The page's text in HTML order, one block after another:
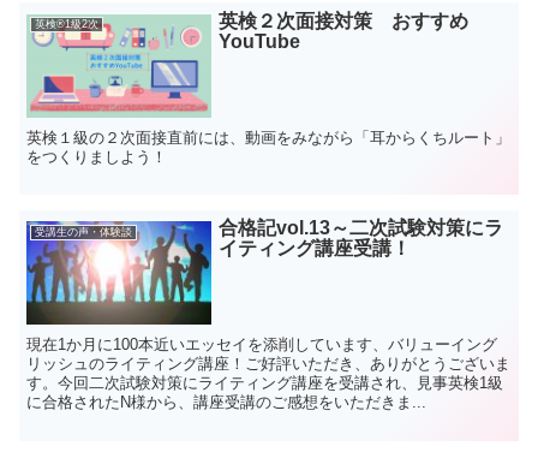
英検®1級2次
英検２次面接対策 おすすめ
YouTube
英検１級の２次面接直前には、動画をみながら「耳からくちルート」
をつくりましよう！
受講生の声・体験談
合格記vol.13～二次試験対策にラ
イティング講座受講！
現在1か月に100本近いエッセイを添削しています、バリューイング
リッシュのライティング講座！ご好評いただき、ありがとうございま
す。今回二次試験対策にライティング講座を受講され、見事英検1級
に合格されたN様から、講座受講のご感想をいただきま...